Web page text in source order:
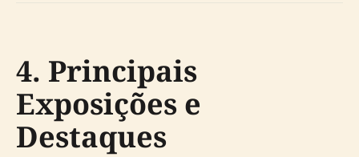
4. Principais
Exposições e
Destaques